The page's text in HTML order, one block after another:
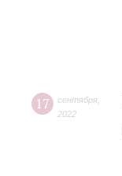
17 сентября
2022